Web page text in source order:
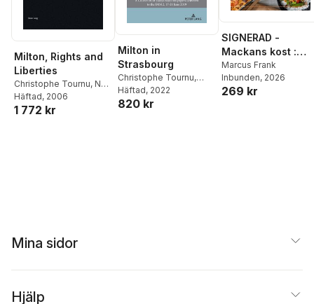
Milton, Rights and
Liberties
Christophe Tournu, Neil
Forsyth
Häftad, 2006
1 772 kr
Milton in
Strasbourg
Christophe Tournu,
John K. Hale,
Forsyth
Häftad, 2022
820 kr
SIGNERAD -
Mackans kost :
Middagar och
matlådor
Marcus Frank
Inbunden, 2026
269 kr
Mina sidor
Hjälp